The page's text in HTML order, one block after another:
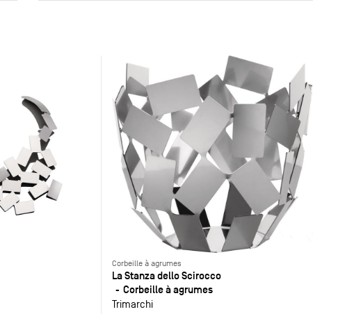
Corbeille à agrumes
La Stanza dello Scirocco
Corbeille à agrumes
Trimarchi